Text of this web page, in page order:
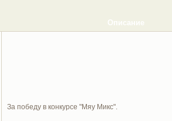
Описание
За победу в конкурсе "Мяу Микс".